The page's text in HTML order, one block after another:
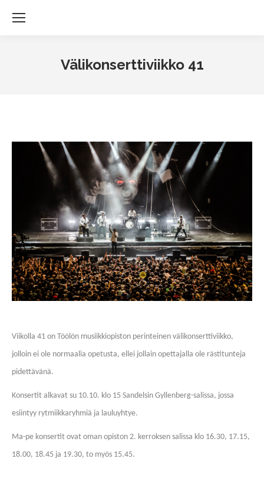
Välikonserttiviikko 41
Viikolla 41 on Töölön musiikkiopiston perinteinen välikonserttiviikko,
jolloin ei ole normaalia opetusta, ellei jollain opettajalla ole rästitunteja
pidettävänä.
Konsertit alkavat su 10.10. klo 15 Sandelsin Gyllenberg-salissa, jossa
esiintyy rytmiikkaryhmiä ja lauluyhtye.
Ma-pe konsertit ovat oman opiston 2. kerroksen salissa klo 16.30, 17.15,
18.00, 18.45 ja 19.30, to myös 15.45.